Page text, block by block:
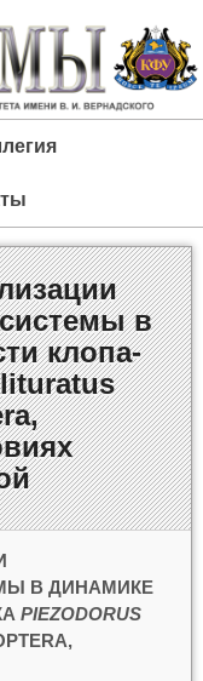
в
клопа-
В ДИНАМИКЕ
PIEZODORUS